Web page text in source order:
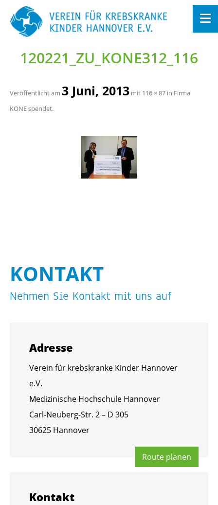
Zum
In­
halt
120221_­ZU­_­KO­N­E312_116
Ver­öf­fent­licht am 3 Juni, 2013 mit 116 × 87 in Firma
KONE spen­det.
KON­TAKT
Neh­men Sie Kon­takt mit uns auf
Adres­se
Ver­ein für krebs­kran­ke Kin­der Han­no­ver
e.V.
Me­di­zi­ni­sche Hoch­schu­le Han­no­ver
Carl-Neu­berg-Str. 2 – D 305
30625 Han­no­ver
Route pla­nen
Kon­takt